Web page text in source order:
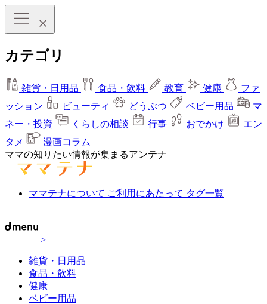
カテゴリ
雑貨・日用品 食品・飲料 教育 健康
ファ
ッション
ビューティ どうぶつ ベビー用品
マ
ネー・投資
くらしの相談 行事 おでかけ
エン
タメ
漫画コラム
ママの知りたい情報が集まるアンテナ
ママテナについて ご利用にあたって タグ一覧
>
雑貨・日用品
食品・飲料
健康
ベビー用品